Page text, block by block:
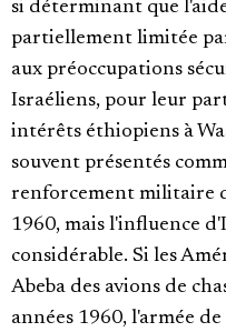
si déterminant que
partiellement limitée
aux préoccupations
Israéliens, pour leur
intérêts éthiopiens à
souvent présentés
renforcement militaire
1960, mais l'influence
considérable. Si les
Abeba des avions de
années 1960, l'armée